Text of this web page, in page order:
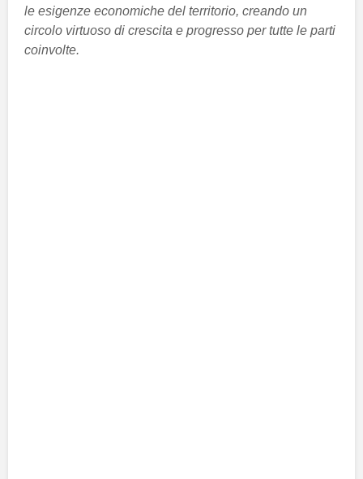
le esigenze economiche del territorio, creando un
circolo virtuoso di crescita e progresso per tutte le parti
coinvolte.